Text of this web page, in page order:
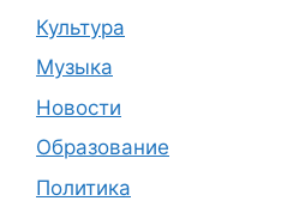
Культура
Музыка
Новости
Образование
Политика